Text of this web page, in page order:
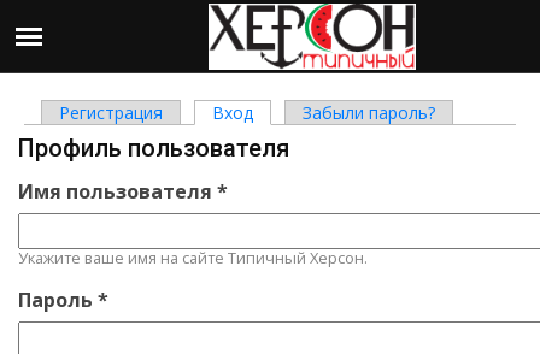
Главные вкладки
Регистрация Вход (активная вкладка)
Забыли пароль?
Профиль пользователя
Имя пользователя *
Укажите ваше имя на сайте Типичный Херсон.
Пароль *